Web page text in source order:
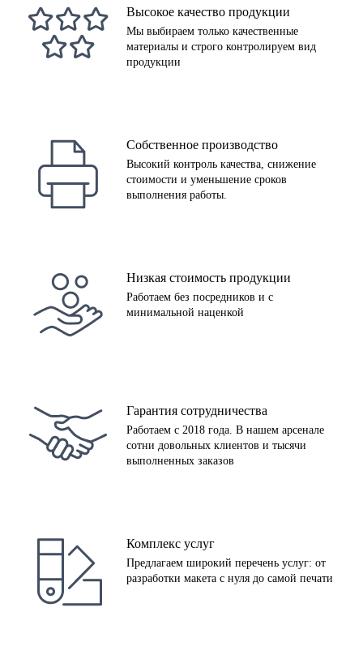
Высокое качество продукции
Мы выбираем только качественные
материалы и строго контролируем вид
продукции
Собственное производство
Высокий контроль качества, снижение
стоимости и уменьшение сроков
выполнения работы.
Низкая стоимость продукции
Работаем без посредников и с
минимальной наценкой
Гарантия сотрудничества
Работаем с 2018 года. В нашем арсенале
сотни довольных клиентов и тысячи
выполненных заказов
Комплекс услуг
Предлагаем широкий перечень услуг: от
разработки макета с нуля до самой печати